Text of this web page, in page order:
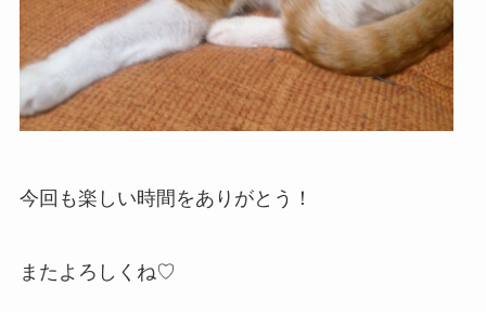
今回も楽しい時間をありがとう！
またよろしくね♡